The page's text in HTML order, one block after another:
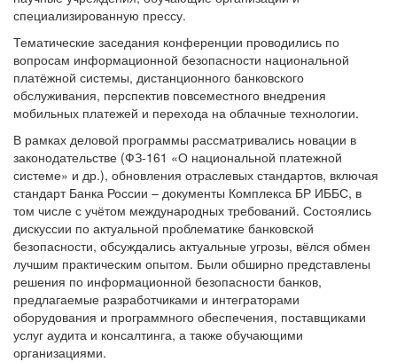
специализированную прессу.
Тематические заседания конференции проводились по
вопросам информационной безопасности национальной
платёжной системы, дистанционного банковского
обслуживания, перспектив повсеместного внедрения
мобильных платежей и перехода на облачные технологии.
В рамках деловой программы рассматривались новации в
законодательстве (ФЗ-161 «О национальной платежной
системе» и др.), обновления отраслевых стандартов, включая
стандарт Банка России – документы Комплекса БР ИББС, в
том числе с учётом международных требований. Состоялись
дискуссии по актуальной проблематике банковской
безопасности, обсуждались актуальные угрозы, вёлся обмен
лучшим практическим опытом. Были обширно представлены
решения по информационной безопасности банков,
предлагаемые разработчиками и интеграторами
оборудования и программного обеспечения, поставщиками
услуг аудита и консалтинга, а также обучающими
организациями.